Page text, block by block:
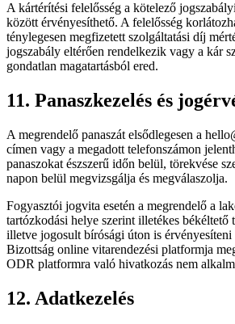
A kártérítési felelősség a kötelező
között érvényesíthető. A felelősség
ténylegesen megfizetett szolgáltatási díj
jogszabály eltérően rendelkezik vagy a kár
gondatlan magatartásból ered.
11. Panaszkezelés és
A megrendelő panaszát elsődlegesen a
címen vagy a megadott telefonszámon
panaszokat észszerű időn belül, törekvése
napon belül megvizsgálja és megválaszolja.
Fogyasztói jogvita esetén a megrendelő a
tartózkodási helye szerint illetékes békéltető
illetve jogosult bírósági úton is
Bizottság online vitarendezési platformja
ODR platformra való hivatkozás nem
12. Adatkezelés